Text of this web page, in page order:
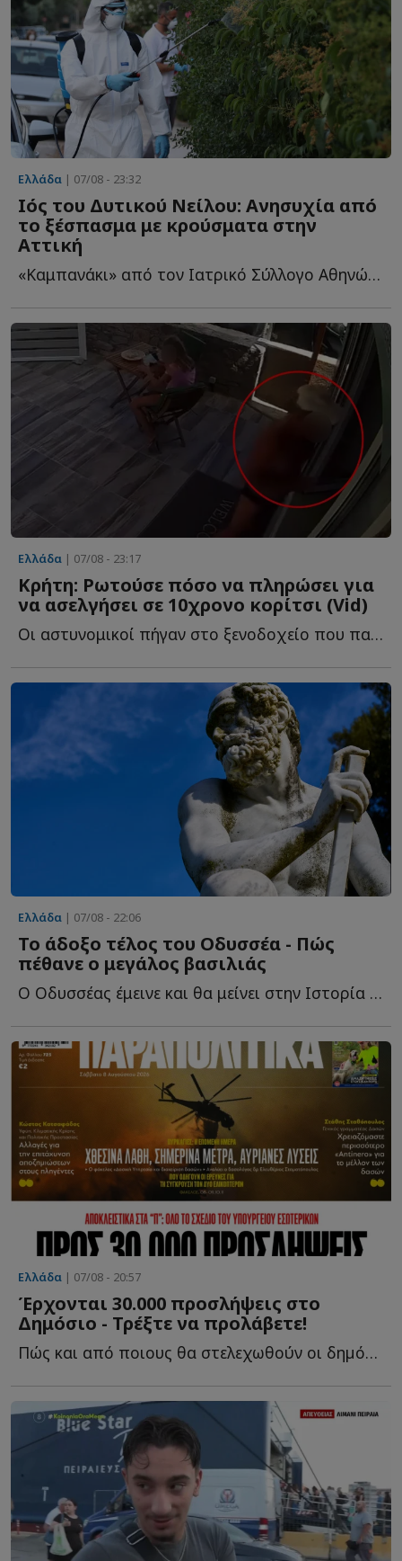
Ελλάδα | 07/08 - 23:32
Ιός του Δυτικού Νείλου: Ανησυχία από
το ξέσπασμα με κρούσματα στην
Αττική
«Καμπανάκι» από τον Ιατρικό Σύλλογο Αθηνών για την π...
Ελλάδα | 07/08 - 23:17
Κρήτη: Ρωτούσε πόσο να πληρώσει για
να ασελγήσει σε 10χρονο κορίτσι (Vid)
Οι αστυνομικοί πήγαν στο ξενοδοχείο που παραθέριζε ο...
Ελλάδα | 07/08 - 22:06
Το άδοξο τέλος του Οδυσσέα - Πώς
πέθανε ο μεγάλος βασιλιάς
Ο Οδυσσέας έμεινε και θα μείνει στην Ιστορία ως ο πολυμήχανος ή...
Ελλάδα | 07/08 - 20:57
Έρχονται 30.000 προσλήψεις στο
Δημόσιο - Τρέξτε να προλάβετε!
Πώς και από ποιους θα στελεχωθούν οι δηµόσιες υπηρεσίες κ...